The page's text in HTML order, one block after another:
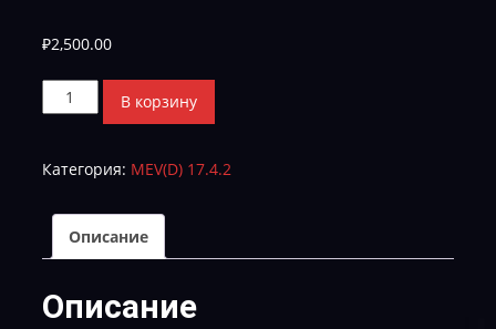
₽2,500.00
Количество
товара
С4
TUN-
E-
В корзину
Категория: MEV(D) 17.4.2
Описание
Описание